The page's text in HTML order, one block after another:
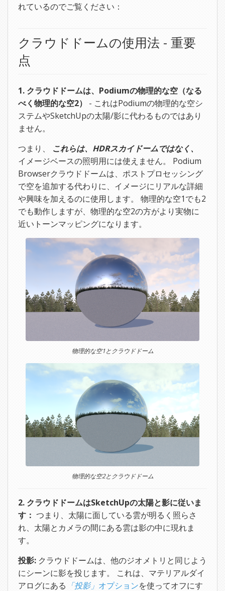
れているのでご覧ください：
クラウドドームの使用法 - 重要
点
1. クラウドドームは、Podiumの物理的な空（なる
べく物理的な空2）
- これはPodiumの物理的な空シ
ステムやSketchUpの太陽/影に代わるものではあり
ません。
つまり、 これらは、HDRスカイドームではなく、
イメージベースの照明用には使えません。 Podium
Browserクラウドドームは、ポストプロセッシング
で空を追加する代わりに、イメージにリアルな詳細
や興味を加えるのに使用します。 物理的な空1でも2
でも動作しますが、物理的な空2の方がより実物に
近いトーンマッピングになります。
物理的な空1とクラウドドーム
物理的な空2とクラウドドーム
2. クラウドドームはSketchUpの太陽と影に従いま
す： つまり、太陽に面している雲が明るく照らさ
れ、太陽とカメラの間にある雲は影の中に現れま
す。
投影: クラウドドームは、他のジオメトリと同じよう
にシーンに影を投じます。 これは、マテリアルダイ
アログにある 「投影」 オプションを使ってオフにす